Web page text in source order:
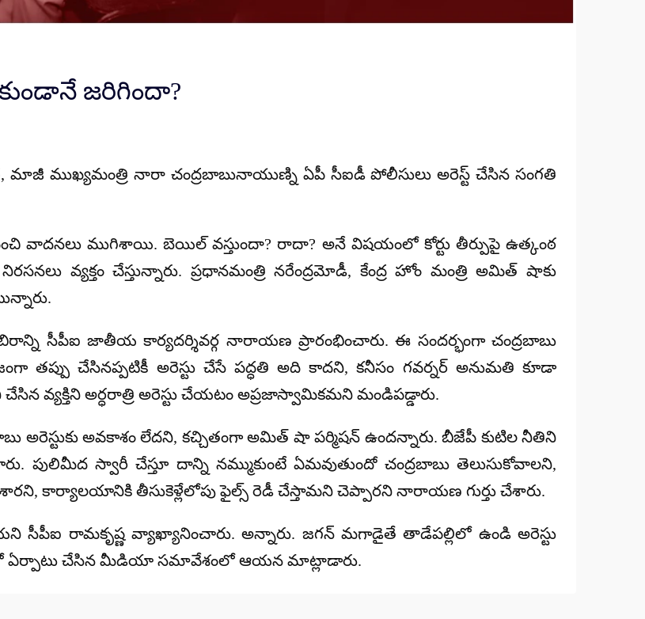
జరిగిందా?
మాజీ ముఖ్యమంత్రి నారా చంద్రబాబునాయుణ్ని ఏపీ సీఐడీ పోలీసులు అరెస్ట్ చేసిన సంగతి
వాదనలు ముగిశాయి. బెయిల్ వస్తుందా? రాదా? అనే విషయంలో కోర్టు తీర్పుపై ఉత్కంఠ
వ్యక్తం చేస్తున్నారు. ప్రధానమంత్రి నరేంద్రమోడీ, కేంద్ర హోం మంత్రి అమిత్ షాకు
సీపీఐ జాతీయ కార్యదర్శివర్గ నారాయణ ప్రారంభించారు. ఈ సందర్భంగా చంద్రబాబు
తప్పు చేసినప్పటికీ అరెస్టు చేసే పద్ధతి అది కాదని, కనీసం గవర్నర్ అనుమతి కూడా
వ్యక్తిని అర్ధరాత్రి అరెస్టు చేయటం అప్రజాస్వామికమని మండిపడ్డారు.
అరెస్టుకు అవకాశం లేదని, కచ్చితంగా అమిత్ షా పర్మిషన్ ఉందన్నారు. బీజేపీ కుటిల నీతిని
పులిమీద స్వారీ చేస్తూ దాన్ని నమ్ముకుంటే ఏమవుతుందో చంద్రబాబు తెలుసుకోవాలని,
కార్యాలయానికి తీసుకెళ్లేలోపు ఫైల్స్ రెడీ చేస్తామని చెప్పారని నారాయణ గుర్తు చేశారు.
సీపీఐ రామకృష్ణ వ్యాఖ్యానించారు. అన్నారు. జగన్ మగాడైతే తాడేపల్లిలో ఉండి అరెస్టు
ఏర్పాటు చేసిన మీడియా సమావేశంలో ఆయన మాట్లాడారు.